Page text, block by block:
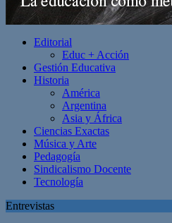
Editorial
Educ + Acción
Gestión Educativa
Historia
América
Argentina
Asia y África
Ciencias Exactas
Música y Arte
Pedagogía
Sindicalismo Docente
Tecnología
Entrevistas